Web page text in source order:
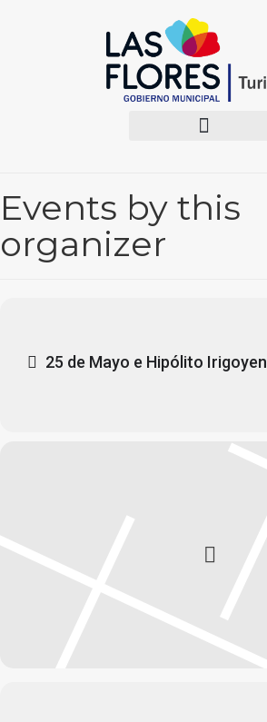
Events by this
organizer
25 de Mayo e Hipólito Irigoyen